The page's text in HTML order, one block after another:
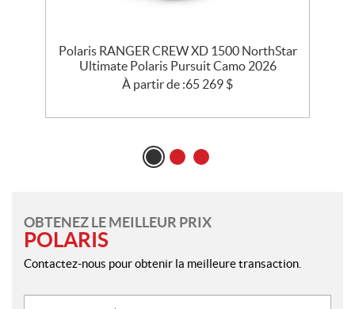
Polaris RANGER CREW XD 1500 NorthStar
Ultimate Polaris Pursuit Camo 2026
À partir de :65 269 $
OBTENEZ LE MEILLEUR PRIX
POLARIS
Contactez-nous pour obtenir la meilleure transaction.